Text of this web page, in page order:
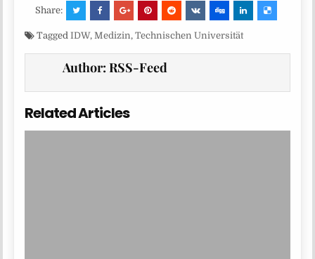
Share:
TaggedIDW,Medizin,Technischen Universität
Author:RSS-Feed
Related Articles